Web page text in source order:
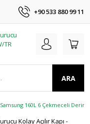
+90 533 880 99 11
ARA
Samsung 160L 6 Çekmeceli Derin